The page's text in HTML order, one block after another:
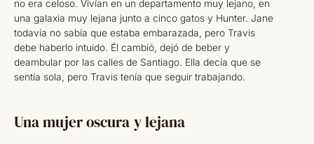
no era celoso. Vivían en un departamento muy lejano, en
una galaxia muy lejana junto a cinco gatos y Hunter. Jane
todavía no sabía que estaba embarazada, pero Travis
debe haberlo intuido. Él cambió, dejó de beber y
deambular por las calles de Santiago. Ella decía que se
sentía sola, pero Travis tenía que seguir trabajando.
Una mujer oscura y lejana